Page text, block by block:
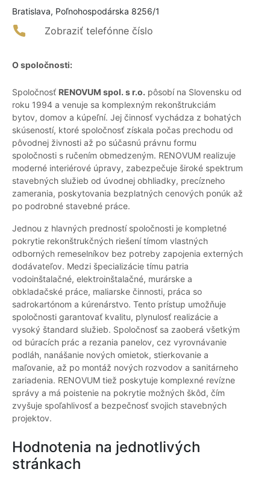
Bratislava, Poľnohospodárska 8256/1
Zobraziť telefónne číslo
O spoločnosti:
Spoločnosť RENOVUM spol. s r.o. pôsobí na Slovensku od
roku 1994 a venuje sa komplexným rekonštrukciám
bytov, domov a kúpeľní. Jej činnosť vychádza z bohatých
skúseností, ktoré spoločnosť získala počas prechodu od
pôvodnej živnosti až po súčasnú právnu formu
spoločnosti s ručením obmedzeným. RENOVUM realizuje
moderné interiérové úpravy, zabezpečuje široké spektrum
stavebných služieb od úvodnej obhliadky, precízneho
zamerania, poskytovania bezplatných cenových ponúk až
po podrobné stavebné práce.
Jednou z hlavných predností spoločnosti je kompletné
pokrytie rekonštrukčných riešení tímom vlastných
odborných remeselníkov bez potreby zapojenia externých
dodávateľov. Medzi špecializácie tímu patria
vodoinštalačné, elektroinštalačné, murárske a
obkladačské práce, maliarske činnosti, práca so
sadrokartónom a kúrenárstvo. Tento prístup umožňuje
spoločnosti garantovať kvalitu, plynulosť realizácie a
vysoký štandard služieb. Spoločnosť sa zaoberá všetkým
od búracích prác a rezania panelov, cez vyrovnávanie
podláh, nanášanie nových omietok, stierkovanie a
maľovanie, až po montáž nových rozvodov a sanitárneho
zariadenia. RENOVUM tiež poskytuje komplexné revízne
správy a má poistenie na pokrytie možných škôd, čím
zvyšuje spoľahlivosť a bezpečnosť svojich stavebných
projektov.
Hodnotenia na jednotlivých
stránkach